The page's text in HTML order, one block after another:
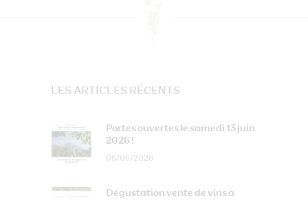
LES ARTICLES RÉCENTS
Portes ouvertes le samedi 13 juin
2026 !
06/06/2026
Dégustation vente de vins à